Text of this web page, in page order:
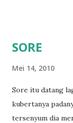
mata dengan
SORE
Mei 14, 2010
Sore itu datang
kubertanya
tersenyum dia